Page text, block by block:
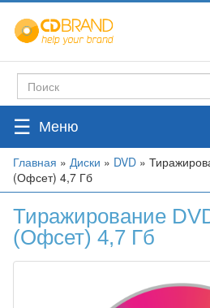
Перейти
основному
Форма
поиска
Поиск
☰
Вы
здесь
Главная » Диски » DVD »
(Офсет) 4,7 Гб
Тиражирование
(Офсет) 4,7 Гб